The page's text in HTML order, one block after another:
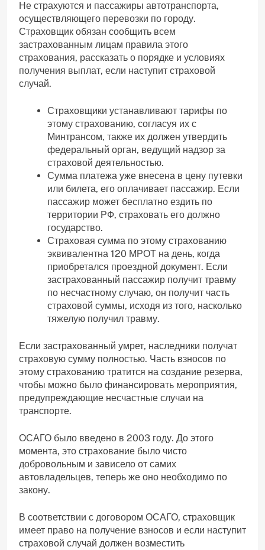
Не страхуются и пассажиры автотранспорта,
осуществляющего перевозки по городу.
Страховщик обязан сообщить всем
застрахованным лицам правила этого
страхования, рассказать о порядке и условиях
получения выплат, если наступит страховой
случай.
Страховщики устанавливают тарифы по
этому страхованию, согласуя их с
Минтрансом, также их должен утвердить
федеральный орган, ведущий надзор за
страховой деятельностью.
Сумма платежа уже внесена в цену путевки
или билета, его оплачивает пассажир. Если
пассажир может бесплатно ездить по
территории РФ, страховать его должно
государство.
Страховая сумма по этому страхованию
эквивалентна 120 МРОТ на день, когда
приобретался проездной документ. Если
застрахованный пассажир получит травму
по несчастному случаю, он получит часть
страховой суммы, исходя из того, насколько
тяжелую получил травму.
Если застрахованный умрет, наследники получат
страховую сумму полностью. Часть взносов по
этому страхованию тратится на создание резерва,
чтобы можно было финансировать мероприятия,
предупреждающие несчастные случаи на
транспорте.
ОСАГО было введено в 2003 году. До этого
момента, это страхование было чисто
добровольным и зависело от самих
автовладельцев, теперь же оно необходимо по
закону.
В соответствии с договором ОСАГО, страховщик
имеет право на получение взносов и если наступит
страховой случай должен возместить